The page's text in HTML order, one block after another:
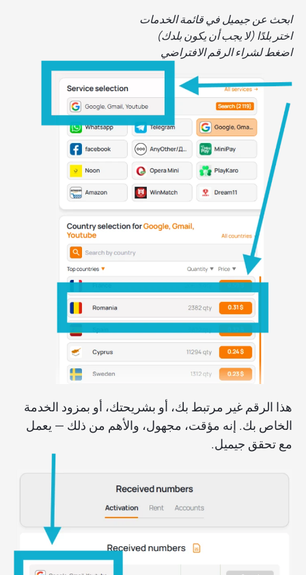
ابحث عن جيميل في قائمة الخدمات
اختر بلدًا (لا يجب أن يكون بلدك)
اضغط لشراء الرقم الافتراضي
هذا الرقم غير مرتبط بك، أو بشريحتك، أو بمزود الخدمة
الخاص بك. إنه مؤقت، مجهول، والأهم من ذلك — يعمل
مع تحقق جيميل.